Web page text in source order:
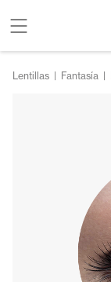
Lentillas Fantasía